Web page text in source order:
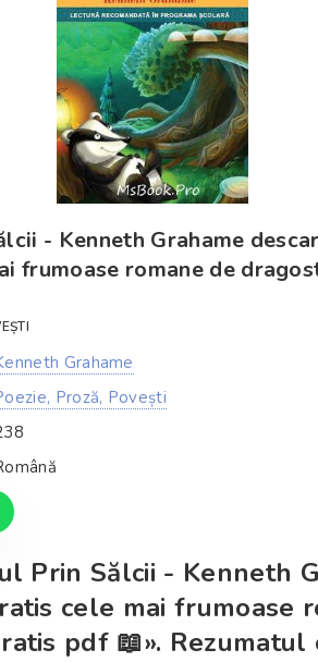
- Kenneth Grahame
frumoase romane de
Grahame
Proză, Povești
Prin Sălcii - Kenneth
cele mai frumoase
pdf 📖». Rezumatul